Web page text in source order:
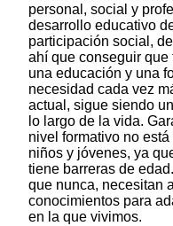
personal, social y
desarrollo educativo
participación social,
ahí que conseguir
una educación y una
necesidad cada vez
actual, sigue siendo
lo largo de la vida.
nivel formativo no
niños y jóvenes, ya
tiene barreras de
que nunca, necesitan
conocimientos para
en la que vivimos.